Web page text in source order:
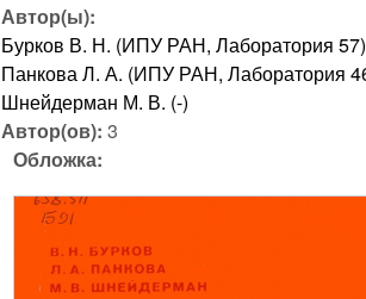
Автор(ы):
Бурков В. Н. (ИПУ РАН, Лаборатория
Панкова Л. А. (ИПУ РАН,
Шнейдерман М. В. (-)
Автор(ов):3
Обложка: